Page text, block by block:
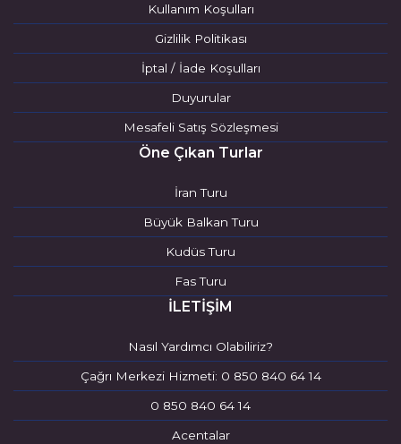
Kullanım Koşulları
Gizlilik Politikası
İptal / İade Koşulları
Duyurular
Mesafeli Satış Sözleşmesi
Öne Çıkan Turlar
İran Turu
Büyük Balkan Turu
Kudüs Turu
Fas Turu
İLETİŞİM
Nasıl Yardımcı Olabiliriz?
Çağrı Merkezi Hizmeti: 0 850 840 64 14
0 850 840 64 14
Acentalar